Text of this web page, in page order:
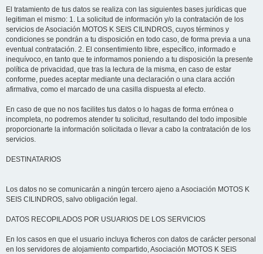
El tratamiento de tus datos se realiza con las siguientes bases jurídicas que
legitiman el mismo: 1. La solicitud de información y/o la contratación de los
servicios de Asociación MOTOS K SEIS CILINDROS, cuyos términos y
condiciones se pondrán a tu disposición en todo caso, de forma previa a una
eventual contratación. 2. El consentimiento libre, específico, informado e
inequívoco, en tanto que te informamos poniendo a tu disposición la presente
política de privacidad, que tras la lectura de la misma, en caso de estar
conforme, puedes aceptar mediante una declaración o una clara acción
afirmativa, como el marcado de una casilla dispuesta al efecto.
En caso de que no nos facilites tus datos o lo hagas de forma errónea o
incompleta, no podremos atender tu solicitud, resultando del todo imposible
proporcionarte la información solicitada o llevar a cabo la contratación de los
servicios.
DESTINATARIOS
Los datos no se comunicarán a ningún tercero ajeno a Asociación MOTOS K
SEIS CILINDROS, salvo obligación legal.
DATOS RECOPILADOS POR USUARIOS DE LOS SERVICIOS
En los casos en que el usuario incluya ficheros con datos de carácter personal
en los servidores de alojamiento compartido, Asociación MOTOS K SEIS